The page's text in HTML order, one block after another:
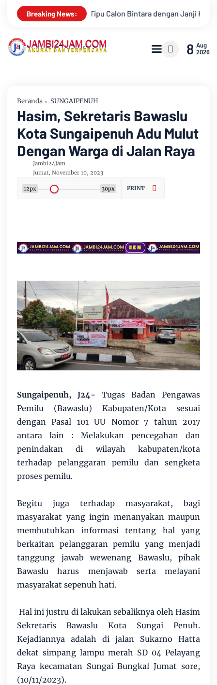
Breaking News:
dengan Janji Kelulusan Konsisten Alirkan Kepedulian,
8 Aug
2026
Beranda SUNGAIPENUH
Hasim, Sekretaris Bawaslu
Kota Sungaipenuh Adu Mulut
Dengan Warga di Jalan Raya
Jambi24Jam
Jumat, November 10, 2023
12px 30px PRINT
Sungaipenuh, J24- Tugas Badan Pengawas
Pemilu (Bawaslu) Kabupaten/Kota sesuai
dengan Pasal 101 UU Nomor 7 tahun 2017
antara lain : Melakukan pencegahan dan
penindakan di wilayah kabupaten/kota
terhadap pelanggaran pemilu dan sengketa
proses pemilu.
Begitu juga terhadap masyarakat, bagi
masyarakat yang ingin menanyakan maupun
membutuhkan informasi tentang hal yang
berkaitan pelanggaran pemilu yang menjadi
tanggung jawab wewenang Bawaslu, pihak
Bawaslu harus menjawab serta melayani
masyarakat sepenuh hati.
Hal ini justru di lakukan sebaliknya oleh Hasim
Sekretaris Bawaslu Kota Sungai Penuh.
Kejadiannya adalah di jalan Sukarno Hatta
dekat simpang lampu merah SD 04 Pelayang
Raya kecamatan Sungai Bungkal Jumat sore,
(10/11/2023).